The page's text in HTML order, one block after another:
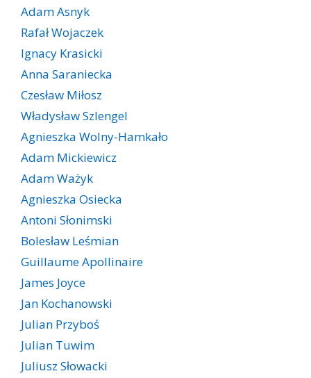
Adam Asnyk
Rafał Wojaczek
Ignacy Krasicki
Anna Saraniecka
Czesław Miłosz
Władysław Szlengel
Agnieszka Wolny-Hamkało
Adam Mickiewicz
Adam Ważyk
Agnieszka Osiecka
Antoni Słonimski
Bolesław Leśmian
Guillaume Apollinaire
James Joyce
Jan Kochanowski
Julian Przyboś
Julian Tuwim
Juliusz Słowacki